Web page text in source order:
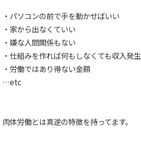
・パソコンの前で手を動かせばいい
・家から出なくていい
・嫌な人間関係もない
・仕組みを作れば何もしなくても収入発生
・労働ではあり得ない金額
…etc
肉体労働とは真逆の特徴を持ってます。